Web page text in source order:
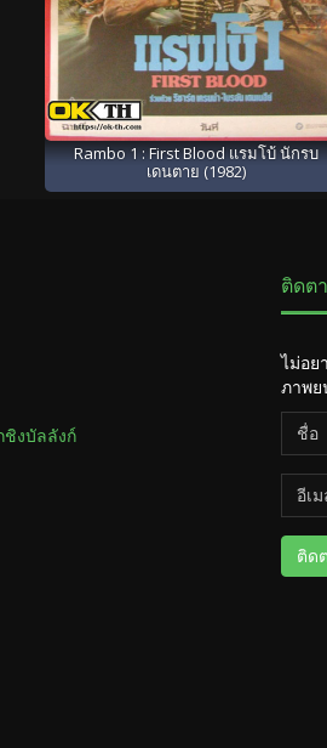
Rambo 1 : First Blood แรมโบ้ นักรบ
เดนตาย (1982)
ชิงบัลลังก์
ติดต
ไม่อย
ภาพ
ติด